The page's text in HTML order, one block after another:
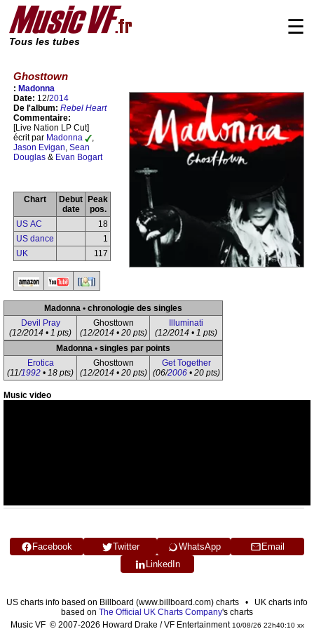
Tous les tubes
☰
Ghosttown
: Madonna
Date: 12/2014
De l'album: Rebel Heart
Commentaire:
[Live Nation LP Cut]
écrit par Madonna
,
Jason Evigan, Sean
Douglas & Evan Bogart
Chart
Debut
date
Peak
pos.
US AC
18
US dance
1
UK
117
Madonna • chronologie des singles
Devil Pray
(12/2014 • 1 pts)
Ghosttown
(12/2014 • 20 pts)
Illuminati
(12/2014 • 1 pts)
Madonna • singles par points
Erotica
(11/1992 • 18 pts)
Ghosttown
(12/2014 • 20 pts)
Get Together
(06/2006• 20 pts)
Music video
Facebook Twitter WhatsApp
Email
LinkedIn
US charts info based on Billboard (www.billboard.com) charts • UK charts info
based on The Official UK Charts Company's charts
Music VF © 2007-2026 Howard Drake / VF Entertainment 10/08/26 22h40:10 xx